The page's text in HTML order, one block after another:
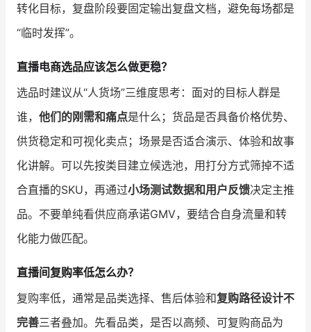
转化目标，复盘阶段要固定输出复盘文档，避免每场都是
“临时发挥”。
直播电商选品应该怎么做更稳？
选品时建议从“人货场”三维度思考：面对的目标人群是
谁， 他们的刚需和痛点是什么；货品是否具备价格优势、
供货稳定和可视化卖点；场景是否适合演示、体验和故事
化讲解。可以先按类目建立候选池，用打分方式筛掉不适
合直播的SKU，再通过小场测试数据和用户反馈决定主推
品。不要单纯看供应商承诺GMV，要结合自身流量和转
化能力做匹配。
直播间复购率低怎么办？
复购率低，通常是品类选择、售后体验和复购路径设计不
完善三者叠加。先看品类，是否以高频、可复购商品为